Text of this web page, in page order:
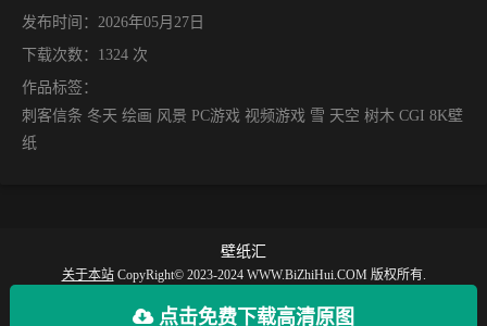
点击免费下载高清原图
发布时间：2026年05月27日
下载次数：1324 次
作品标签：
刺客信条 冬天 绘画 风景 PC游戏 视频游戏 雪 天空 树木 CGI 8K壁
纸
壁纸汇
关于本站CopyRight© 2023-2024 WWW.BiZhiHui.COM 版权所有.
【壁纸汇】提供丰富的手机壁纸，电脑壁纸、动漫壁纸、电脑桌面、手机全屏壁